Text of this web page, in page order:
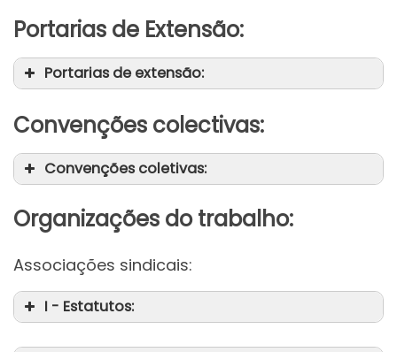
Portarias de Extensão:
Portarias de extensão:
Convenções colectivas:
Convenções coletivas:
Organizações do trabalho:
Associações sindicais:
I - Estatutos: